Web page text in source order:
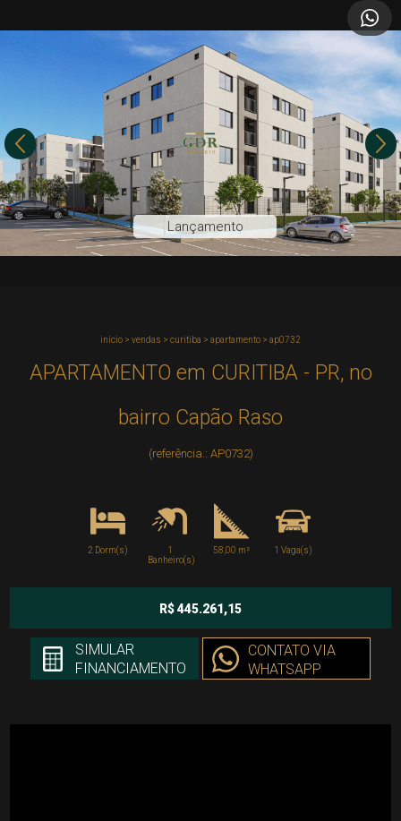
Lançamento
início > vendas > curitiba > apartamento > ap0732
APARTAMENTO em CURITIBA - PR, no
bairro Capão Raso
(referência.: AP0732)
2 Dorm(s)
1
Banheiro(s)
58,00 m² 1 Vaga(s)
R$ 445.261,15
SIMULAR
FINANCIAMENTO
CONTATO VIA
WHATSAPP